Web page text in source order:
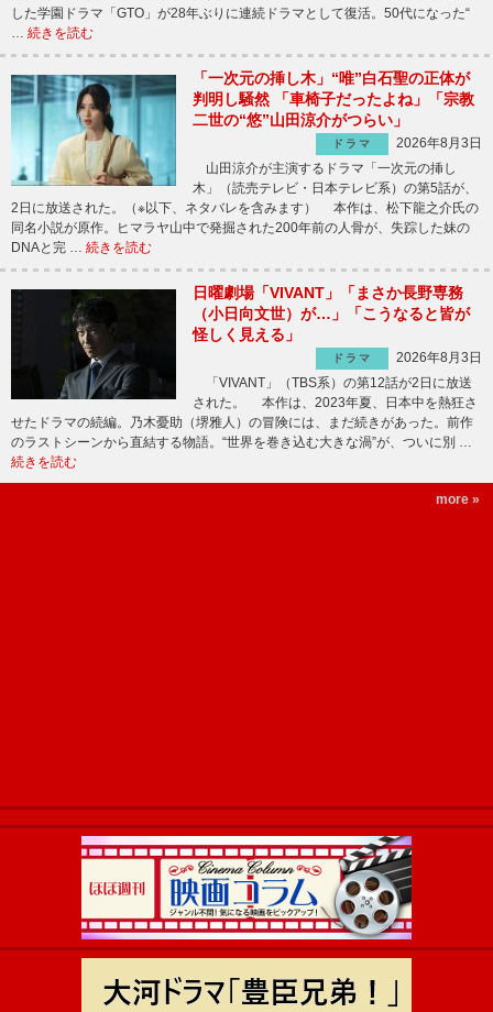
した学園ドラマ「GTO」が28年ぶりに連続ドラマとして復活。50代になった“
… 続きを読む
「一次元の挿し木」“唯”白石聖の正体が
判明し騒然 「車椅子だったよね」「宗教
二世の“悠”山田涼介がつらい」
ドラマ
2026年8月3日
山田涼介が主演するドラマ「一次元の挿し
木」（読売テレビ・日本テレビ系）の第5話が、
2日に放送された。（※以下、ネタバレを含みます） 本作は、松下龍之介氏の
同名小説が原作。ヒマラヤ山中で発掘された200年前の人骨が、失踪した妹の
DNAと完 … 続きを読む
日曜劇場「VIVANT」「まさか長野専務
（小日向文世）が…」「こうなると皆が
怪しく見える」
ドラマ
2026年8月3日
「VIVANT」（TBS系）の第12話が2日に放送
された。 本作は、2023年夏、日本中を熱狂さ
せたドラマの続編。乃木憂助（堺雅人）の冒険には、まだ続きがあった。前作
のラストシーンから直結する物語。“世界を巻き込む大きな渦”が、ついに別 …
続きを読む
more »